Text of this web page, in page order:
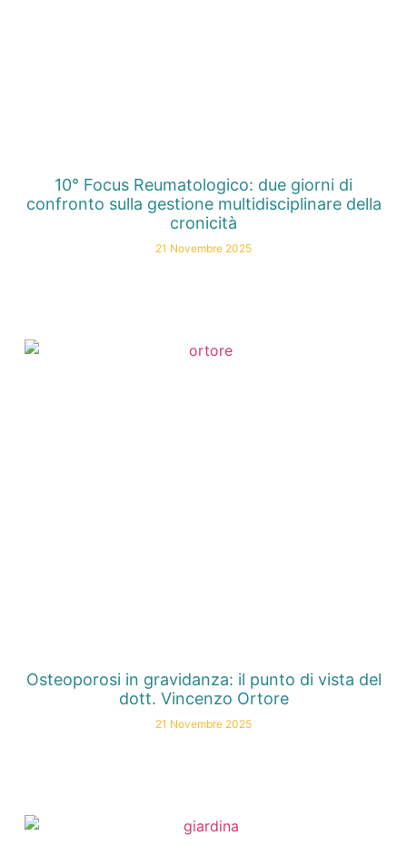
10° Focus Reumatologico: due giorni di
confronto sulla gestione multidisciplinare della
cronicità
21 Novembre 2025
Osteoporosi in gravidanza: il punto di vista del
dott. Vincenzo Ortore
21 Novembre 2025